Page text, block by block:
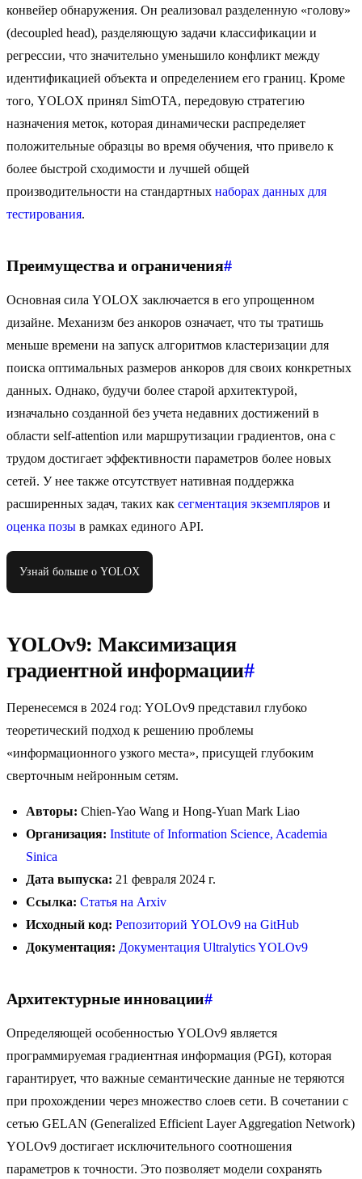
конвейер обнаружения. Он реализовал разделенную «голову»
(decoupled head), разделяющую задачи классификации и
регрессии, что значительно уменьшило конфликт между
идентификацией объекта и определением его границ. Кроме
того, YOLOX принял SimOTA, передовую стратегию
назначения меток, которая динамически распределяет
положительные образцы во время обучения, что привело к
более быстрой сходимости и лучшей общей
производительности на стандартных наборах данных для
тестирования.
Преимущества и ограничения#
Основная сила YOLOX заключается в его упрощенном
дизайне. Механизм без анкоров означает, что ты тратишь
меньше времени на запуск алгоритмов кластеризации для
поиска оптимальных размеров анкоров для своих конкретных
данных. Однако, будучи более старой архитектурой,
изначально созданной без учета недавних достижений в
области self-attention или маршрутизации градиентов, она с
трудом достигает эффективности параметров более новых
сетей. У нее также отсутствует нативная поддержка
расширенных задач, таких как сегментация экземпляров и
оценка позы в рамках единого API.
Узнай больше о YOLOX
YOLOv9: Максимизация
градиентной информации#
Перенесемся в 2024 год: YOLOv9 представил глубоко
теоретический подход к решению проблемы
«информационного узкого места», присущей глубоким
сверточным нейронным сетям.
Авторы: Chien-Yao Wang и Hong-Yuan Mark Liao
Организация: Institute of Information Science, Academia
Sinica
Дата выпуска: 21 февраля 2024 г.
Ссылка: Статья на Arxiv
Исходный код: Репозиторий YOLOv9 на GitHub
Документация: Документация Ultralytics YOLOv9
Архитектурные инновации#
Определяющей особенностью YOLOv9 является
программируемая градиентная информация (PGI), которая
гарантирует, что важные семантические данные не теряются
при прохождении через множество слоев сети. В сочетании с
сетью GELAN (Generalized Efficient Layer Aggregation Network)
YOLOv9 достигает исключительного соотношения
параметров к точности. Это позволяет модели сохранять